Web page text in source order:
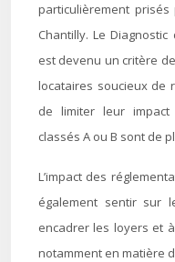
particulièrement prisés
Chantilly. Le
est devenu un critère
locataires soucieux de
de limiter leur impact
classés A ou B sont de
L’impact des
également sentir sur
encadrer les loyers et
notamment en matière